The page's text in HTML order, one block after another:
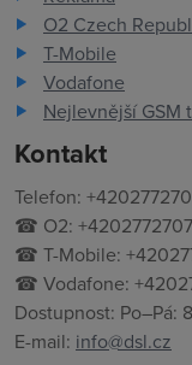
O2 Czech
T-Mobile
Vodafone
Nejlevnější GSM
Kontakt
Telefon:
☎ O2:
☎ T-Mobile:
☎ Vodafone:
Dostupnost: Po–Pá:
E-mail: info@dsl.cz